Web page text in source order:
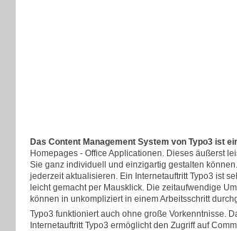
Das Content Management System von Typo3 ist
Homepages - Office Applicationen. Dieses äußerst
Sie ganz individuell und einzigartig gestalten
jederzeit aktualisieren. Ein Internetauftritt Typo3 ist
leicht gemacht per Mausklick. Die zeitaufwendige
können in unkompliziert in einem Arbeitsschritt
Typo3 funktioniert auch ohne große Vorkenntnisse.
Internetauftritt Typo3 ermöglicht den Zugriff auf